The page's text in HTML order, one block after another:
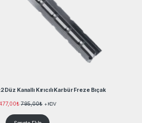
Kanallı Kırıcılı Karbür Freze Bıçak
₺ 795,00₺ +KDV